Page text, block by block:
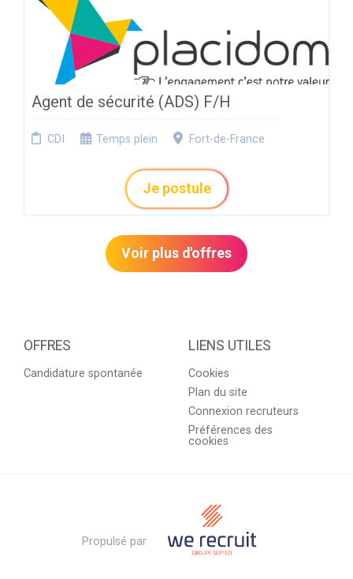
Agent de sécurité (ADS) F/H
CDI Temps plein Fort-de-France
Je postule
Voir plus d'offres
OFFRES
Candidature spontanée
LIENS UTILES
Cookies
Plan du site
Connexion recruteurs
Préférences des
cookies
Propulsé par